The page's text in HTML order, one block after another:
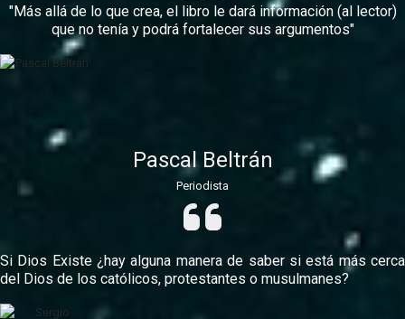
"Más allá de lo que crea, el libro le dará información (al lector)
que no tenía y podrá fortalecer sus argumentos"
Pascal Beltrán
Periodista
Si Dios Existe ¿hay alguna manera de saber si está más cerca
del Dios de los católicos, protestantes o musulmanes?